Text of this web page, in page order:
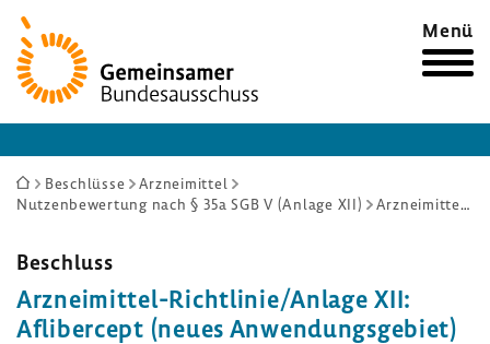
Zur
Startseite
Menü
Sie
sind
Beschlüsse
Arzneimittel
Nutzenbewertung nach § 35a SGB V (Anlage XII)
Arzneimittel-Richtlinie/Anlage XII: Aflibercept (neues Anwendungsgebiet)
Beschluss
Arzneimittel-​Richtlinie/Anlage XII:
Afli­ber­cept (neues Anwen­dungs­ge­biet)